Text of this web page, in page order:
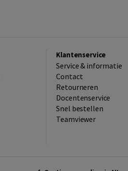
Klantenservice
Service & informatie
Contact
Retourneren
Docentenservice
Snel bestellen
Teamviewer